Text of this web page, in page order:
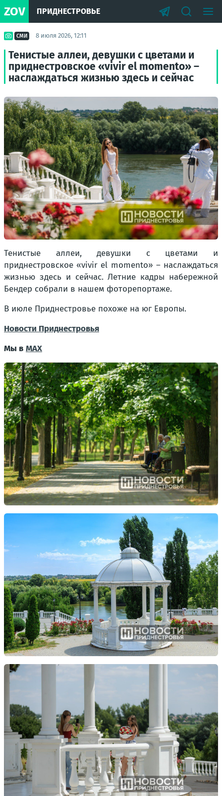
ZOV ПРИДНЕСТРОВЬЕ
СМИ 8 июля 2026, 12:11
Тенистые аллеи, девушки с цветами и
приднестровское «vivir el momento» –
наслаждаться жизнью здесь и сейчас
Тенистые аллеи, девушки с цветами и
приднестровское «vivir el momento» – наслаждаться
жизнью здесь и сейчас. Летние кадры набережной
Бендер собрали в нашем фоторепортаже.
В июле Приднестровье похоже на юг Европы.
Новости Приднестровья
Мы в MAX